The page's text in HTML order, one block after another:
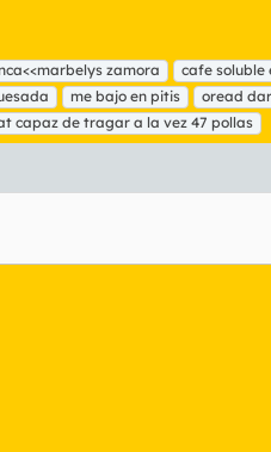
zamora cafe soluble
me bajo en pitis
oread
capaz de tragar a la vez 47 pollas